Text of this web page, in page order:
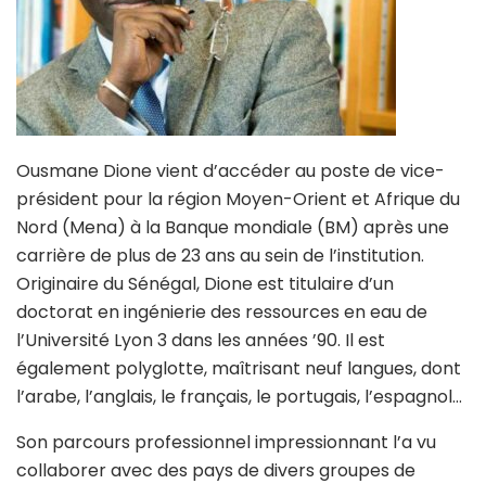
Ousmane Dione vient d’accéder au poste de vice-
président pour la région Moyen-Orient et Afrique du
Nord (Mena) à la Banque mondiale (BM) après une
carrière de plus de 23 ans au sein de l’institution.
Originaire du Sénégal, Dione est titulaire d’un
doctorat en ingénierie des ressources en eau de
l’Université Lyon 3 dans les années ’90. Il est
également polyglotte, maîtrisant neuf langues, dont
l’arabe, l’anglais, le français, le portugais, l’espagnol…
Son parcours professionnel impressionnant l’a vu
collaborer avec des pays de divers groupes de